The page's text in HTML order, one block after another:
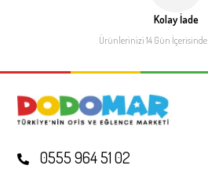
Kolay İade
Ürünlerinizi 14 Gün İçerisinde
0555 964 51 02